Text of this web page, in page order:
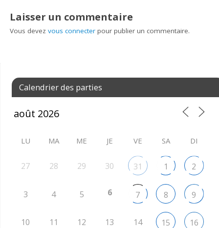
Laisser un commentaire
Vous devezvous connecter pour publier un commentaire.
Calendrier des parties
LU MA ME JE VE SA DI
27 28 29 30 31 1 2
3 4 5 6 7 8 9
10 11 12 13 14 15 16